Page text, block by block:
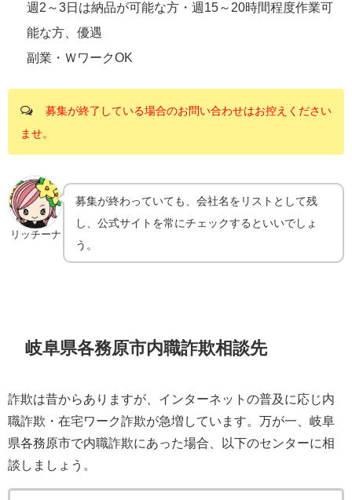
週2～3日は納品が可能な方・週15～20時間程度作業可
能な方、優遇
副業・ＷワークOK
募集が終了している場合のお問い合わせはお控えください
ませ。
リッチーナ
募集が終わっていても、会社名をリストとして残
し、公式サイトを常にチェックするといいでしょ
う。
岐阜県各務原市内職詐欺相談先
詐欺は昔からありますが、インターネットの普及に応じ内
職詐欺・在宅ワーク詐欺が急増しています。万が一、岐阜
県各務原市で内職詐欺にあった場合、以下のセンターに相
談しましょう。